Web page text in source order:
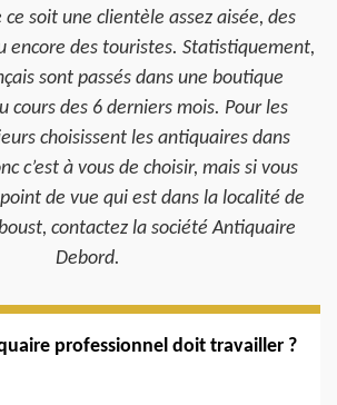
ce soit une clientèle assez aisée, des
encore des touristes. Statistiquement,
sont passés dans une boutique
cours des 6 derniers mois. Pour les
choisissent les antiquaires dans
c’est à vous de choisir, mais si vous
de vue qui est dans la localité de
contactez la société Antiquaire
Debord.
professionnel doit travailler ?